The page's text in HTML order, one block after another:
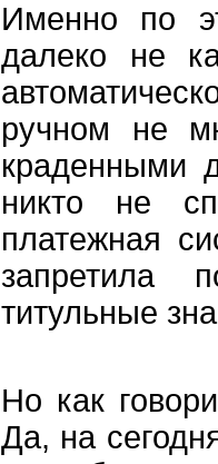
Именно по
далеко не
ручном не
краденными
никто не
платежная
запретила
титульные
Но как
Да, на